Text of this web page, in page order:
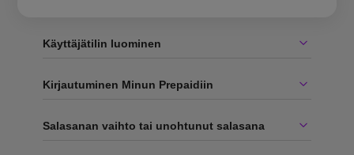
Käyttäjätilin luominen
Kirjautuminen Minun Prepaidiin
Salasanan vaihto tai unohtunut salasana